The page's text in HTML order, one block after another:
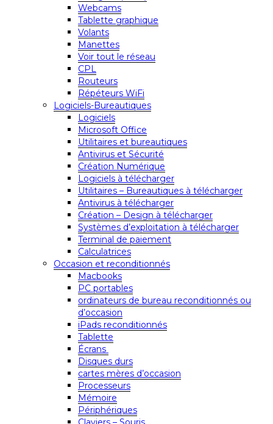
Webcams
Tablette graphique
Volants
Manettes
Voir tout le réseau
CPL
Routeurs
Répéteurs WiFi
Logiciels-Bureautiques
Logiciels
Microsoft Office
Utilitaires et bureautiques
Antivirus et Sécurité
Création Numérique
Logiciels à télécharger
Utilitaires – Bureautiques à télécharger
Antivirus à télécharger
Création – Design à télécharger
Systèmes d’exploitation à télécharger
Terminal de paiement
Calculatrices
Occasion et reconditionnés
Macbooks
PC portables
ordinateurs de bureau reconditionnés ou
d’occasion
iPads reconditionnés
Tablette
Écrans
Disques durs
cartes mères d’occasion
Processeurs
Mémoire
Périphériques